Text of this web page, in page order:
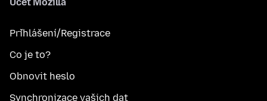
Účet Mozilla
Přihlášení/Registrace
Co je to?
Obnovit heslo
Synchronizace vašich dat